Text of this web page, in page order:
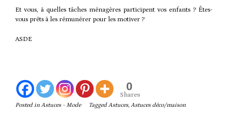
Et vous, à quelles tâches ménagères participent vos enfants ? Êtes-
vous prêts à les rémunérer pour les motiver ?
ASDE
0
Shares
Posted in Astuces - Mode TaggedAstuces, Astuces déco/maison